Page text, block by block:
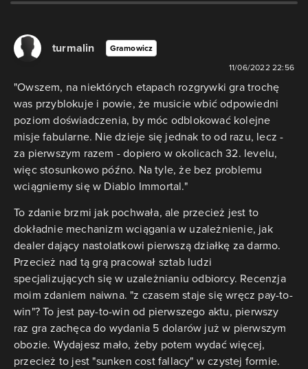
turmalin Gramowicz
11/06/2022 22:56
"​Owszem, na niektórych etapach rozgrywki gra trochę
was przyblokuje i powie, że musicie wbić odpowiedni
poziom doświadczenia, by móc odblokować kolejne
misje fabularne. Nie dzieje się jednak to od razu, lecz -
za pierwszym razem - dopiero w okolicach 32. levelu,
więc stosunkowo późno. Na tyle, że bez problemu
wciągniemy się w Diablo Immortal."
To zdanie brzmi jak pochwała, ale przecież jest to
dokładnie mechanizm wciągania w uzależnienie, jak
dealer dający nastolatkowi pierwszą działkę za darmo.
Przecież nad tą grą pracował sztab ludzi
specjalizujących się w uzależnianiu odbiorcy. Recenzja
moim zdaniem naiwna. "z czasem staje się wręcz pay-to-
win"? To jest pay-to-win od pierwszego aktu, pierwszy
raz gra zachęca do wydania 5 dolarów już w pierwszym
obozie. Wydajesz mało, żeby potem wydać więcej,
przecież to jest "sunken cost fallacy" w czystej formie.